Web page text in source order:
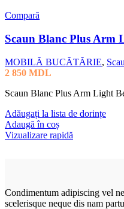
Compară
Scaun Blanc Plus Arm
MOBILĂ BUCĂTĂRIE,
2 850 MDL
Scaun Blanc Plus Arm Light
Adăugați la lista de dorințe
Adaugă în coș
Vizualizare rapidă
Condimentum adipiscing vel
scelerisque neque dis nam